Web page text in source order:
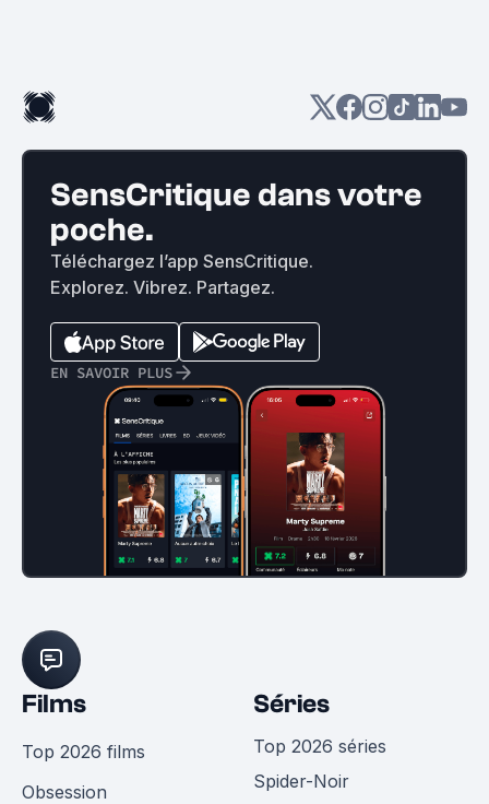
SensCritique dans votre
poche.
Téléchargez l’app SensCritique.
Explorez. Vibrez. Partagez.
EN SAVOIR PLUS
Films
Top 2026 films
Obsession
Séries
Top 2026 séries
Spider-Noir